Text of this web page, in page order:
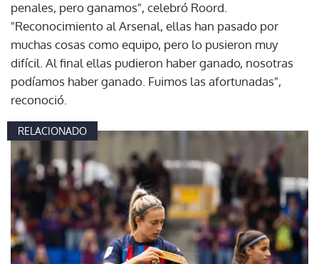
penales, pero ganamos", celebró Roord.
"Reconocimiento al Arsenal, ellas han pasado por
muchas cosas como equipo, pero lo pusieron muy
difícil. Al final ellas pudieron haber ganado, nosotras
podíamos haber ganado. Fuimos las afortunadas",
reconoció.
RELACIONADO